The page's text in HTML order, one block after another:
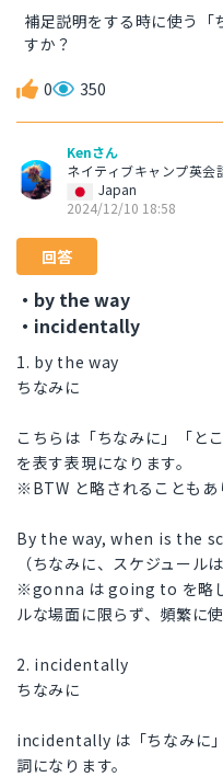
補足説明をする時に使う「
すか？
0 350
Kenさん
ネイティブキャンプ英会
Japan
2024/12/10 18:58
回答
・by the way
・incidentally
1. by the way
ちなみに
こちらは「ちなみに」「と
を表す表現になります。
※BTW と略されることもあ
By the way, when is the
（ちなみに、スケジュール
※gonna は going to を略
ルな場面に限らず、頻繁に使
2. incidentally
ちなみに
incidentally は「ちなみに
詞になります。